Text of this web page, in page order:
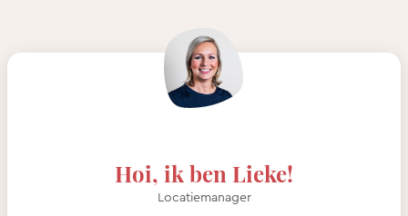
Hoi, ik ben Lieke!
Locatiemanager